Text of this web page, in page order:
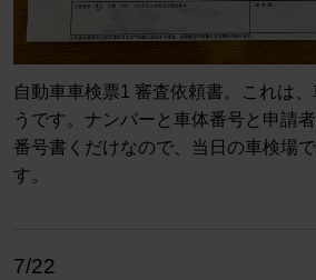
自動車車検票1 審査依頼書。これは
うです。ナンバーと車体番号と申請
番号書くだけなので、当日の車検場
す。
7/22